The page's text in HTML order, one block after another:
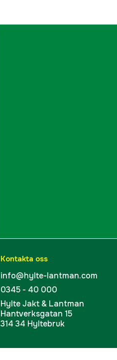
Kontakta oss
info@hylte-lantman.com
0345 - 40 000
Hylte Jakt & Lantman
Hantverksgatan 15
314 34 Hyltebruk